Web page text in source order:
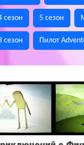
сезон 5 сезон
сезон Пилот